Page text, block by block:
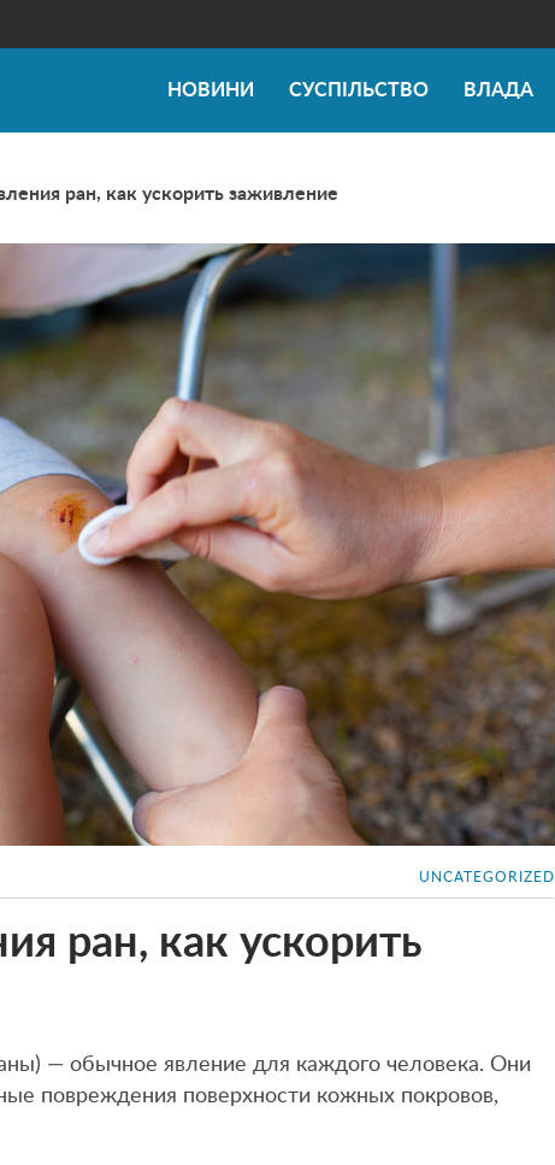
НОВИНИ СУСПІЛЬСТВО ВЛАДА
ран, как ускорить заживление
UNCATEGORIZED
ран, как ускорить
— обычное явление для каждого человека. Они
повреждения поверхности кожных покровов,